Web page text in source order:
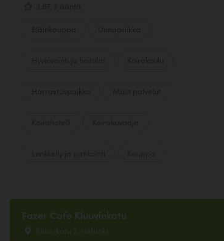
Fazer Cafe Kluuvinkatu
Kluuvikatu 3, Helsinki